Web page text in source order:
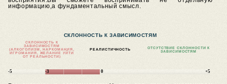
информацию,а фундаментальный смысл.
СКЛОННОСТЬ К ЗАВИСИМОСТЯМ
СКЛОННОСТЬ К
ЗАВИСИМОСТЯМ
(АЛКОГОЛИЗМ, НАРКОМАНИЯ,
ИГРОМАНИЯ, ЖЕЛАНИЕ УЙТИ
ОТ РЕАЛЬНОСТИ)
РЕАЛИСТИЧНОСТЬ
ОТСУТСТВИЕ СКЛОННОСТИ К
ЗАВИСИМОСТЯМ
-5 -3 0 +5